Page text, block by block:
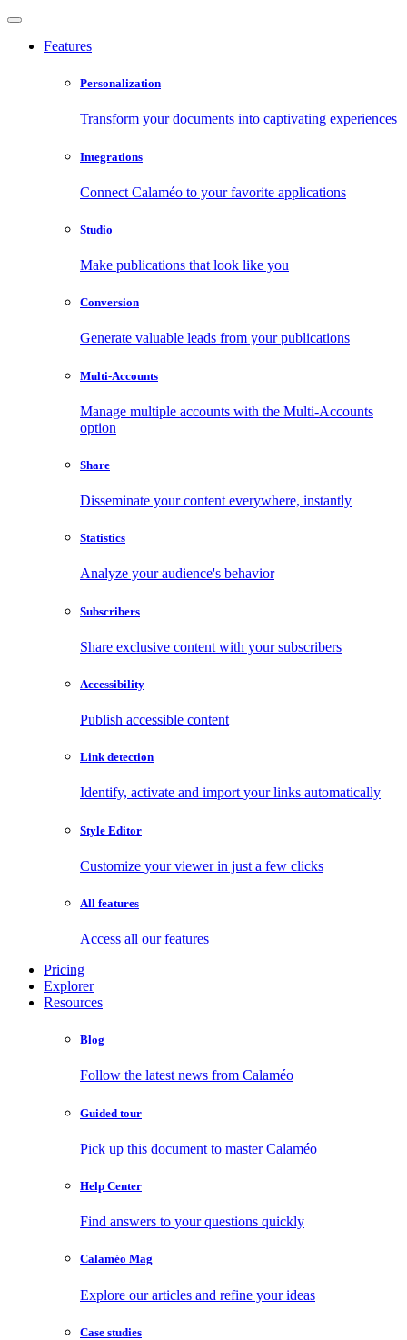
Features
Personalization
Transform your documents into captivating experiences
Integrations
Connect Calaméo to your favorite applications
Studio
Make publications that look like you
Conversion
Generate valuable leads from your publications
Multi-Accounts
Manage multiple accounts with the Multi-Accounts
option
Share
Disseminate your content everywhere, instantly
Statistics
Analyze your audience's behavior
Subscribers
Share exclusive content with your subscribers
Accessibility
Publish accessible content
Link detection
Identify, activate and import your links automatically
Style Editor
Customize your viewer in just a few clicks
All features
Access all our features
Pricing
Explorer
Resources
Blog
Follow the latest news from Calaméo
Guided tour
Pick up this document to master Calaméo
Help Center
Find answers to your questions quickly
Calaméo Mag
Explore our articles and refine your ideas
Case studies